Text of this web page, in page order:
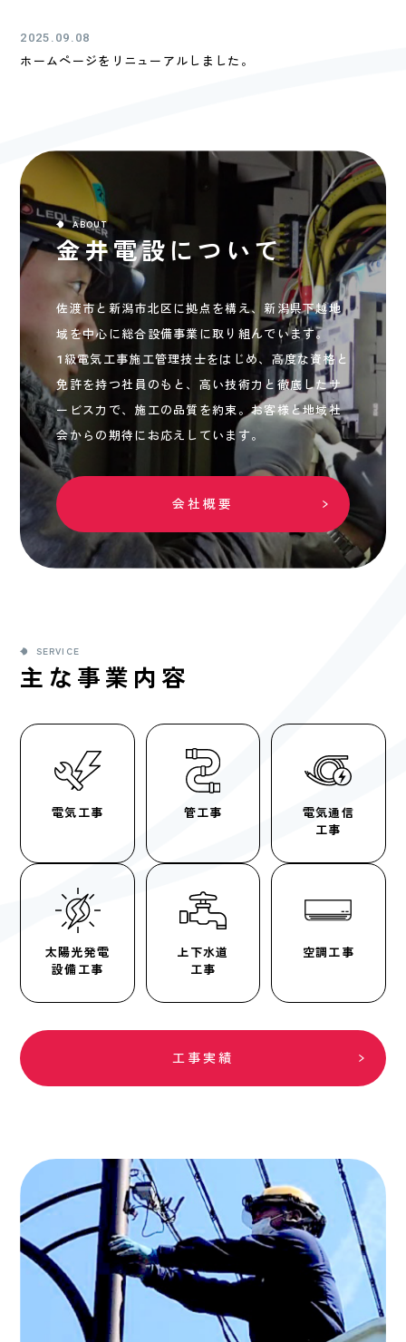
2025.09.08
ホームページをリニューアルしました。
ABOUT
金井電設について
佐渡市と新潟市北区に拠点を構え、新潟県下越地
域を中心に総合設備事業に取り組んでいます。
1級電気工事施工管理技士をはじめ、高度な資格と
免許を持つ社員のもと、高い技術力と徹底したサ
ービス力で、施工の品質を約束。お客様と地域社
会からの期待にお応えしています。
会社概要
SERVICE
主な事業内容
電気工事 管工事
電気通信
工事
太陽光発電
設備工事
上下水道
工事
空調工事
工事実績